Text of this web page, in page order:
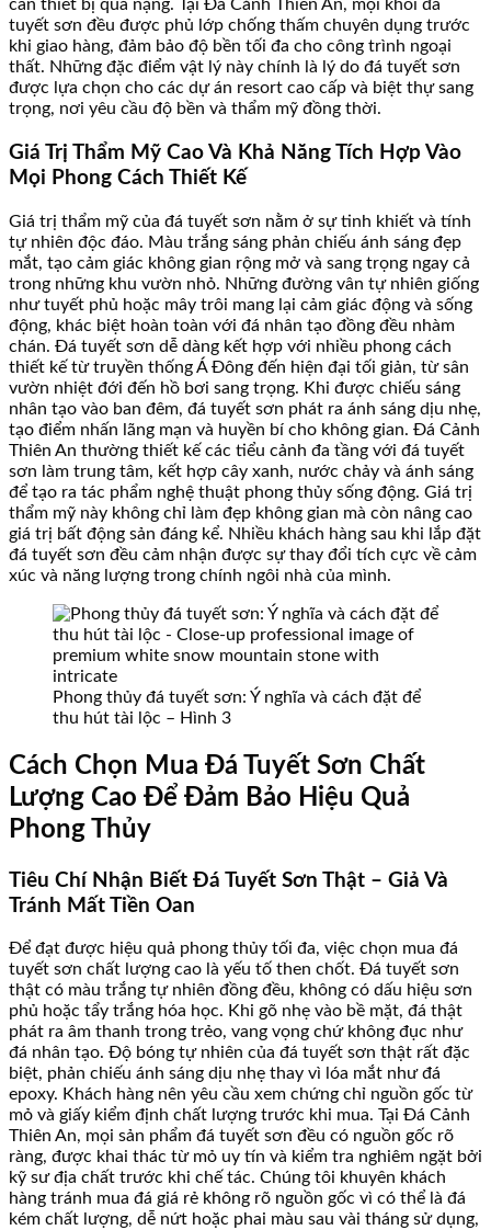
cần thiết bị quá nặng. Tại Đá Cảnh Thiên An, mọi khối đá
tuyết sơn đều được phủ lớp chống thấm chuyên dụng trước
khi giao hàng, đảm bảo độ bền tối đa cho công trình ngoại
thất. Những đặc điểm vật lý này chính là lý do đá tuyết sơn
được lựa chọn cho các dự án resort cao cấp và biệt thự sang
trọng, nơi yêu cầu độ bền và thẩm mỹ đồng thời.
Giá Trị Thẩm Mỹ Cao Và Khả Năng Tích Hợp Vào
Mọi Phong Cách Thiết Kế
Giá trị thẩm mỹ của đá tuyết sơn nằm ở sự tinh khiết và tính
tự nhiên độc đáo. Màu trắng sáng phản chiếu ánh sáng đẹp
mắt, tạo cảm giác không gian rộng mở và sang trọng ngay cả
trong những khu vườn nhỏ. Những đường vân tự nhiên giống
như tuyết phủ hoặc mây trôi mang lại cảm giác động và sống
động, khác biệt hoàn toàn với đá nhân tạo đồng đều nhàm
chán. Đá tuyết sơn dễ dàng kết hợp với nhiều phong cách
thiết kế từ truyền thống Á Đông đến hiện đại tối giản, từ sân
vườn nhiệt đới đến hồ bơi sang trọng. Khi được chiếu sáng
nhân tạo vào ban đêm, đá tuyết sơn phát ra ánh sáng dịu nhẹ,
tạo điểm nhấn lãng mạn và huyền bí cho không gian. Đá Cảnh
Thiên An thường thiết kế các tiểu cảnh đa tầng với đá tuyết
sơn làm trung tâm, kết hợp cây xanh, nước chảy và ánh sáng
để tạo ra tác phẩm nghệ thuật phong thủy sống động. Giá trị
thẩm mỹ này không chỉ làm đẹp không gian mà còn nâng cao
giá trị bất động sản đáng kể. Nhiều khách hàng sau khi lắp đặt
đá tuyết sơn đều cảm nhận được sự thay đổi tích cực về cảm
xúc và năng lượng trong chính ngôi nhà của mình.
Phong thủy đá tuyết sơn: Ý nghĩa và cách đặt để
thu hút tài lộc – Hình 3
Cách Chọn Mua Đá Tuyết Sơn Chất
Lượng Cao Để Đảm Bảo Hiệu Quả
Phong Thủy
Tiêu Chí Nhận Biết Đá Tuyết Sơn Thật – Giả Và
Tránh Mất Tiền Oan
Để đạt được hiệu quả phong thủy tối đa, việc chọn mua đá
tuyết sơn chất lượng cao là yếu tố then chốt. Đá tuyết sơn
thật có màu trắng tự nhiên đồng đều, không có dấu hiệu sơn
phủ hoặc tẩy trắng hóa học. Khi gõ nhẹ vào bề mặt, đá thật
phát ra âm thanh trong trẻo, vang vọng chứ không đục như
đá nhân tạo. Độ bóng tự nhiên của đá tuyết sơn thật rất đặc
biệt, phản chiếu ánh sáng dịu nhẹ thay vì lóa mắt như đá
epoxy. Khách hàng nên yêu cầu xem chứng chỉ nguồn gốc từ
mỏ và giấy kiểm định chất lượng trước khi mua. Tại Đá Cảnh
Thiên An, mọi sản phẩm đá tuyết sơn đều có nguồn gốc rõ
ràng, được khai thác từ mỏ uy tín và kiểm tra nghiêm ngặt bởi
kỹ sư địa chất trước khi chế tác. Chúng tôi khuyên khách
hàng tránh mua đá giá rẻ không rõ nguồn gốc vì có thể là đá
kém chất lượng, dễ nứt hoặc phai màu sau vài tháng sử dụng,